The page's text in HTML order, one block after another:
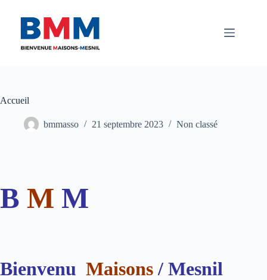
contenu
Accueil
bmmasso 21 septembre 2023 Non classé
B M M
Bienvenu Maisons / Mesnil